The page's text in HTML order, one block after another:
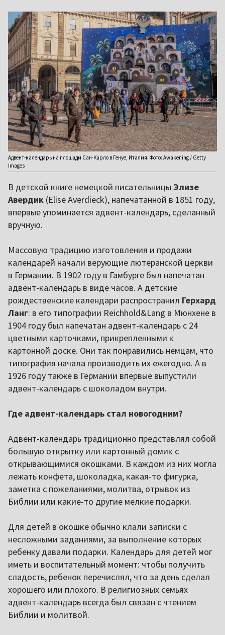
Адвент-календарь на площади Сан-Карло в Генуе, Италия. Фото: Awakening / Getty
Images
В детской книге немецкой писательницы Элизе
Авердик (Elise Averdieck), напечатанной в 1851 году,
впервые упоминается адвент-календарь, сделанный
вручную.
Массовую традицию изготовления и продажи
календарей начали верующие лютеранской церкви
в Германии. В 1902 году в Гамбурге был напечатан
адвент-календарь в виде часов. А детские
рождественские календари распространил Герхард
Ланг: в его типографии Reichhold&Lang в Мюнхене в
1904 году был напечатан адвент-календарь с 24
цветными карточками, прикрепленными к
картонной доске. Они так понравились немцам, что
типография начала производить их ежегодно. А в
1926 году также в Германии впервые выпустили
адвент-календарь с шоколадом внутри.
Где адвент-календарь стал новогодним?
Адвент-календарь традиционно представлял собой
большую открытку или картонный домик с
открывающимися окошками. В каждом из них могла
лежать конфета, шоколадка, какая-то фигурка,
заметка с пожеланиями, молитва, отрывок из
Библии или какие-то другие мелкие подарки.
Для детей в окошке обычно клали записки с
несложными заданиями, за выполнение которых
ребенку давали подарки. Календарь для детей мог
иметь и воспитательный момент: чтобы получить
сладость, ребенок перечислял, что за день сделал
хорошего или плохого. В религиозных семьях
адвент-календарь всегда был связан с чтением
Библии и молитвой.